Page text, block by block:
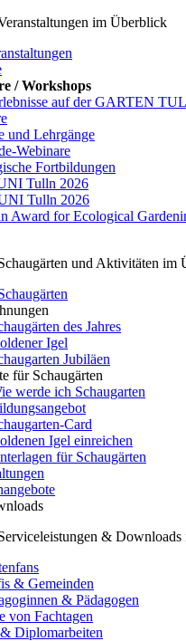
im Überblick
/ Workshops
auf der GARTEN
und Lehrgänge
Webinare
Fortbildungen
Tulln 2026
Tulln 2026
Award for Ecological
und Aktivitäten im
des Jahres
Igel
Jubiläen
für Schaugärten
werde ich Schaugarten
Card
Igel einreichen
für Schaugärten
&
& Gemeinden
& Pädagogen
von Fachtagen
Diplomarbeiten